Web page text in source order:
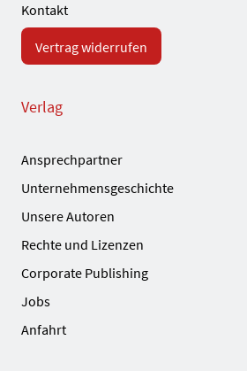
Kontakt
Vertrag widerrufen
Verlag
Ansprechpartner
Unternehmensgeschichte
Unsere Autoren
Rechte und Lizenzen
Corporate Publishing
Jobs
Anfahrt